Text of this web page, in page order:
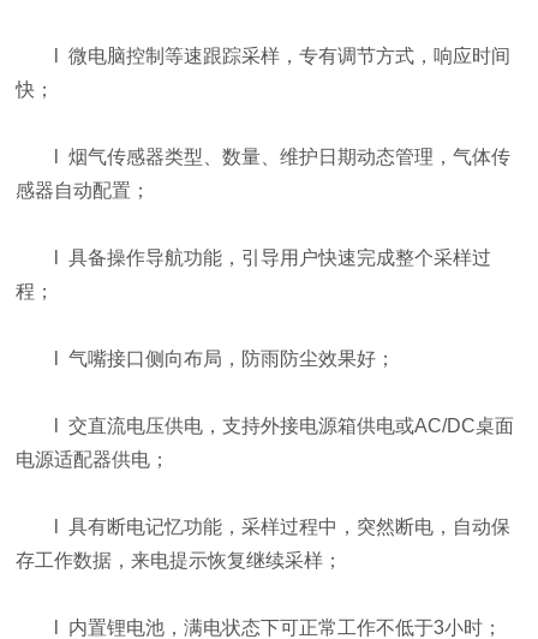
l 微电脑控制等速跟踪采样，专有调节方式，响应时间
快；
l 烟气传感器类型、数量、维护日期动态管理，气体传
感器自动配置；
l 具备操作导航功能，引导用户快速完成整个采样过
程；
l 气嘴接口侧向布局，防雨防尘效果好；
l 交直流电压供电，支持外接电源箱供电或AC/DC桌面
电源适配器供电；
l 具有断电记忆功能，采样过程中，突然断电，自动保
存工作数据，来电提示恢复继续采样；
l 内置锂电池，满电状态下可正常工作不低于3小时；